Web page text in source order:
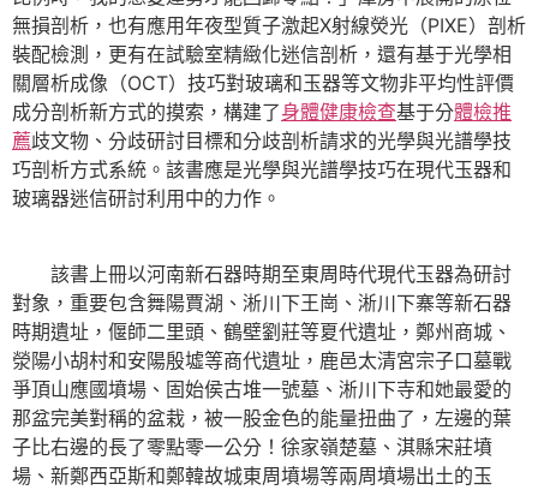
無損剖析，也有應用年夜型質子激起X射線熒光（PIXE）剖析
裝配檢測，更有在試驗室精緻化迷信剖析，還有基于光學相
關層析成像（OCT）技巧對玻璃和玉器等文物非平均性評價
成分剖析新方式的摸索，構建了身體健康檢查基于分體檢推
薦歧文物、分歧研討目標和分歧剖析請求的光學與光譜學技
巧剖析方式系統。該書應是光學與光譜學技巧在現代玉器和
玻璃器迷信研討利用中的力作。
該書上冊以河南新石器時期至東周時代現代玉器為研討
對象，重要包含舞陽賈湖、淅川下王崗、淅川下寨等新石器
時期遺址，偃師二里頭、鶴壁劉莊等夏代遺址，鄭州商城、
滎陽小胡村和安陽殷墟等商代遺址，鹿邑太清宮宗子口墓戰
爭頂山應國墳場、固始侯古堆一號墓、淅川下寺和她最愛的
那盆完美對稱的盆栽，被一股金色的能量扭曲了，左邊的葉
子比右邊的長了零點零一公分！徐家嶺楚墓、淇縣宋莊墳
場、新鄭西亞斯和鄭韓故城東周墳場等兩周墳場出土的玉